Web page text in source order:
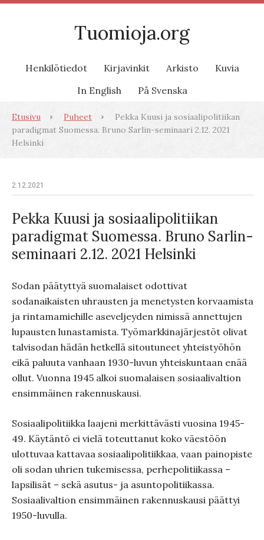
Tuomioja.org
Henkilötiedot Kirjavinkit Arkisto
Kuvia
In English
På Svenska
Etusivu Puheet
Pekka Kuusi ja sosiaalipolitiikan
paradigmat Suomessa. Bruno Sarlin-seminaari 2.12. 2021
Helsinki
2.12.2021
Pekka Kuusi ja sosiaalipolitiikan
paradigmat Suomessa. Bruno Sarlin-
seminaari 2.12. 2021 Helsinki
Sodan päätyttyä suomalaiset odottivat
sodanaikaisten uhrausten ja menetysten korvaamista
ja rintamamiehille aseveljeyden nimissä annettujen
lupausten lunastamista. Työmarkkinajärjestöt olivat
talvisodan hädän hetkellä sitoutuneet yhteistyöhön
eikä paluuta vanhaan 1930-luvun yhteiskuntaan enää
ollut. Vuonna 1945 alkoi suomalaisen sosiaalivaltion
ensimmäinen rakennuskausi.
Sosiaalipolitiikka laajeni merkittävästi vuosina 1945-
49. Käytäntö ei vielä toteuttanut koko väestöön
ulottuvaa kattavaa sosiaalipolitiikkaa, vaan painopiste
oli sodan uhrien tukemisessa, perhepolitiikassa –
lapsilisät – sekä asutus- ja asuntopolitiikassa.
Sosiaalivaltion ensimmäinen rakennuskausi päättyi
1950-luvulla.